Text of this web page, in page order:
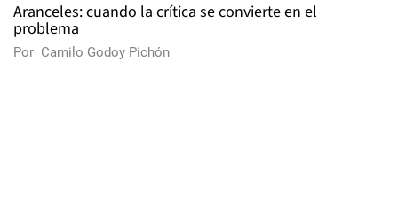
Aranceles: cuando la crítica se convierte en el
problema
Por Camilo Godoy Pichón